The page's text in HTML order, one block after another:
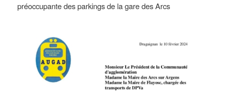
préoccupante des parkings de la gare des Arcs